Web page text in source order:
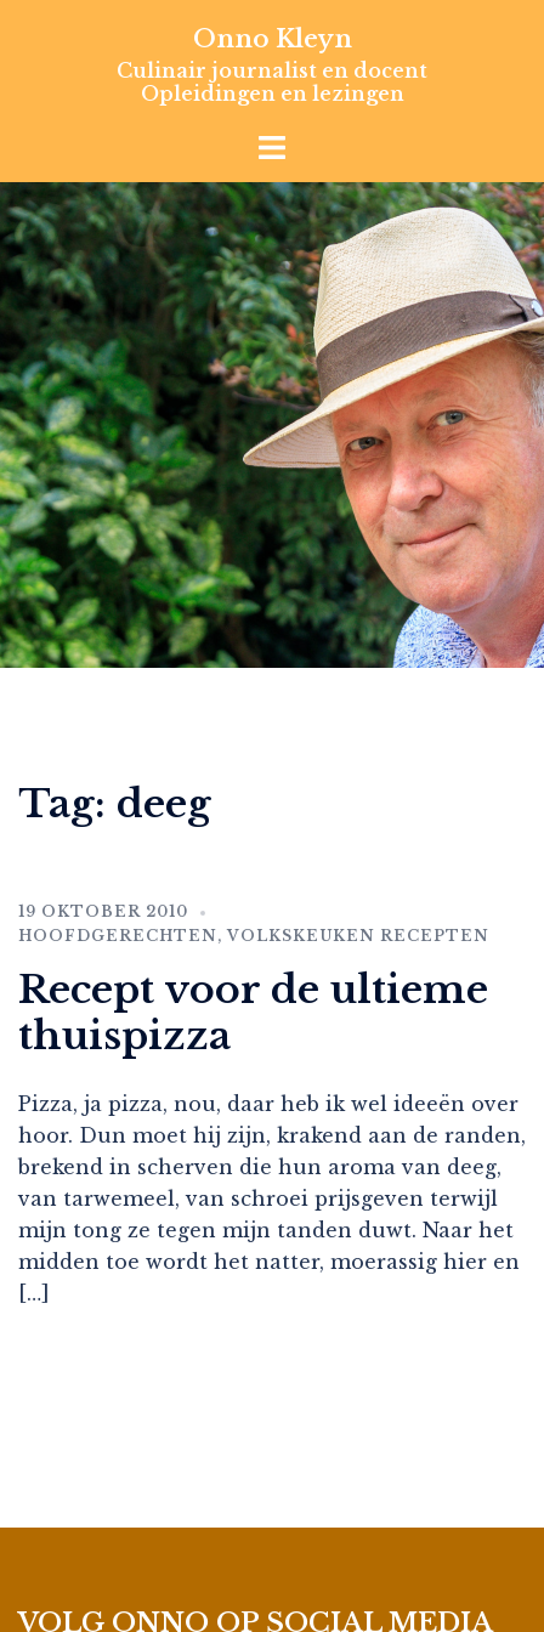
Onno Kleyn
Culinair journalist en docent
Opleidingen en lezingen
Tag: deeg
19 OKTOBER 2010
HOOFDGERECHTEN,VOLKSKEUKEN RECEPTEN
Recept voor de ultieme
thuispizza
Pizza, ja pizza, nou, daar heb ik wel ideeën over
hoor. Dun moet hij zijn, krakend aan de randen,
brekend in scherven die hun aroma van deeg,
van tarwemeel, van schroei prijsgeven terwijl
mijn tong ze tegen mijn tanden duwt. Naar het
midden toe wordt het natter, moerassig hier en
[…]
VOLG ONNO OP SOCIAL MEDIA